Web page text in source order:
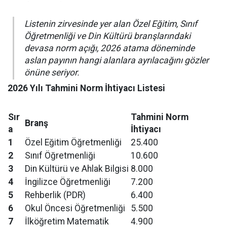
Listenin zirvesinde yer alan Özel Eğitim, Sınıf
Öğretmenliği ve Din Kültürü branşlarındaki
devasa norm açığı, 2026 atama döneminde
aslan payının hangi alanlara ayrılacağını gözler
önüne seriyor.
2026 Yılı Tahmini Norm İhtiyacı Listesi
Sır
a
Branş
Tahmini Norm
İhtiyacı
1
Özel Eğitim Öğretmenliği
25.400
2
Sınıf Öğretmenliği
10.600
3
Din Kültürü ve Ahlak Bilgisi 8.000
4
İngilizce Öğretmenliği
7.200
5
Rehberlik (PDR)
6.400
6
Okul Öncesi Öğretmenliği
5.500
7
İlköğretim Matematik
4.900